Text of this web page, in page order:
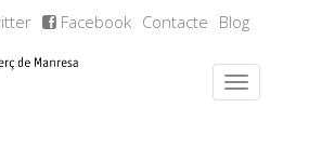
Facebook Contacte Blog